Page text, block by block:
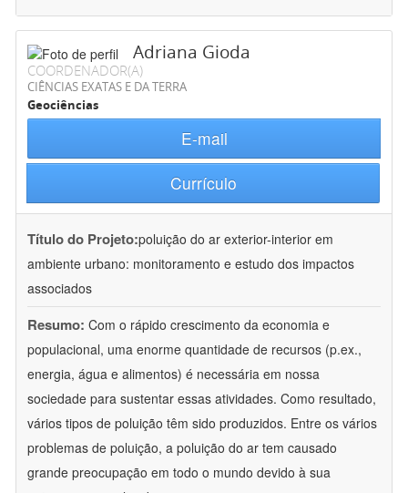
Adriana Gioda
COORDENADOR(A)
CIÊNCIAS EXATAS E DA TERRA
Geociências
E-mail
Currículo
Título do Projeto:poluição do ar exterior-interior em
ambiente urbano: monitoramento e estudo dos impactos
associados
Resumo: Com o rápido crescimento da economia e
populacional, uma enorme quantidade de recursos (p.ex.,
energia, água e alimentos) é necessária em nossa
sociedade para sustentar essas atividades. Como resultado,
vários tipos de poluição têm sido produzidos. Entre os vários
problemas de poluição, a poluição do ar tem causado
grande preocupação em todo o mundo devido à sua